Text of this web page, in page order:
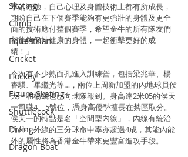
Skating
Climb
Equestrian
Cricket
Hockey
Figure Skating
Shuttlecock
Diving
Dragon Boat
季的經驗，自己心理及身體技術上都有所成長，
期盼自己在下個賽季能夠有更強壯的身體及更全
面的技術應付整個賽季，希望金牛的所有隊友們
都能夠保持健康的身體，一起衝擊更好的成
績！」
今次有不少熟面孔進入訓練營，包括梁兆華、楊
睿騏、畢繼光等…，兩位上周新加盟的內地球員侯
天一和楊凱也已向球隊報到。身高達2米05的侯天
一司職4、5號位，憑身高優勢擅長在禁區取分。
侯天一的特點是名「空間型內線」，內線有統治
力外，外線的三分球命中率亦超過4成，其能內能
外的屬性將為香港金牛帶來更豐富進攻手段。